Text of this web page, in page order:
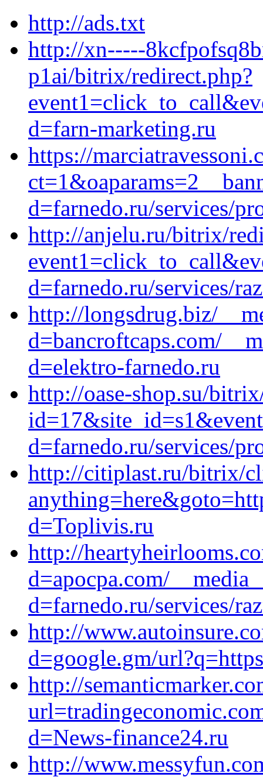
http://ads.txt
http://xn-----
p1ai/bitrix/redirect.php?
d=farn-marketing.ru
https://
d=farnedo.ru/services/
http://anjelu.ru/bitrix/
d=farnedo.ru/services/
http://longsdrug.biz/
d=bancroftcaps.com/
d=elektro-farnedo.ru
http://oase-shop.su/
d=farnedo.ru/services/
http://citiplast.ru/bitrix/
d=Toplivis.ru
http://
d=apocpa.com/
d=farnedo.ru/services/
http://
d=google.gm/
http://
d=News-finance24.ru
http://